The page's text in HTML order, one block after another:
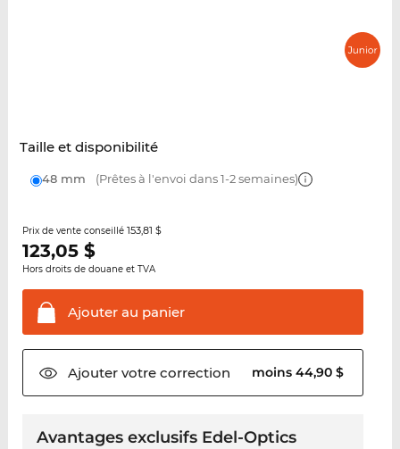
Taille et disponibilité
48 mm (Prêtes à l'envoi dans 1-2 semaines)
Prix de vente conseillé 153,81 $
123,05$
Hors droits de douane et TVA
Ajouter au panier
Ajouter votrecorrection moins 44,90 $
Avantages exclusifs Edel-Optics